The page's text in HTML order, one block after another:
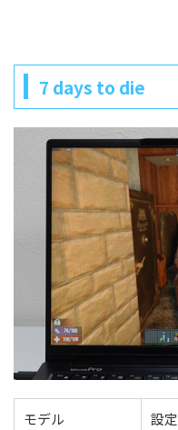
7 days to die
モデル 設定